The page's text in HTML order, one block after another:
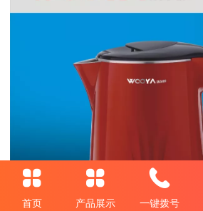
首页 产品展示 一键拨号